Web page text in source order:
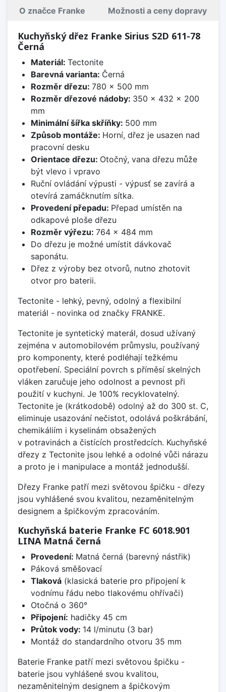
O značce Franke Možnosti a ceny dopravy
Kuchyňský dřez Franke Sirius S2D 611-78
Černá
Materiál: Tectonite
Barevná varianta: Černá
Rozměr dřezu: 780 x 500 mm
Rozměr dřezové nádoby: 350 x 432 x 200
mm
Minimální šířka skříňky: 500 mm
Způsob montáže: Horní, dřez je usazen nad
pracovní desku
Orientace dřezu: Otočný, vana dřezu může
být vlevo i vpravo
Ruční ovládání výpusti - výpusť se zavírá a
otevírá zamáčknutím sítka.
Provedení přepadu: Přepad umístěn na
odkapové ploše dřezu
Rozměr výřezu: 764 x 484 mm
Do dřezu je možné umístit dávkovač
saponátu.
Dřez z výroby bez otvorů, nutno zhotovit
otvor pro baterii.
Tectonite - lehký, pevný, odolný a flexibilní
materiál - novinka od značky FRANKE.
Tectonite je syntetický materál, dosud užívaný
zejména v automobilovém průmyslu, používaný
pro komponenty, které podléhají težkému
opotřebení. Speciální povrch s příměsí skelných
vláken zaručuje jeho odolnost a pevnost při
použití v kuchyni. Je 100% recyklovatelný.
Tectonite je (krátkodobě) odolný až do 300 st. C,
eliminuje usazování nečistot, odolává poškrábání,
chemikáliím i kyselinám obsažených
v potravinách a čistících prostředcích. Kuchyňské
dřezy z Tectonite jsou lehké a odolné vůči nárazu
a proto je i manipulace a montáž jednodušší.
Dřezy Franke patří mezi světovou špičku - dřezy
jsou vyhlášené svou kvalitou, nezaměnitelným
designem a špičkovým zpracováním.
Kuchyňská baterie Franke FC 6018.901
LINA Matná černá
Provedení: Matná černá (barevný nástřik)
Páková směšovací
Tlaková(klasická baterie pro připojení k
vodnímu řádu nebo tlakovému ohřívači)
Otočná o 360°
Připojení: hadičky 45 cm
Průtok vody: 14 l/minutu (3 bar)
Montáž do standardního otvoru 35 mm
Baterie Franke patří mezi světovou špičku -
baterie jsou vyhlášené svou kvalitou,
nezaměnitelným designem a špičkovým